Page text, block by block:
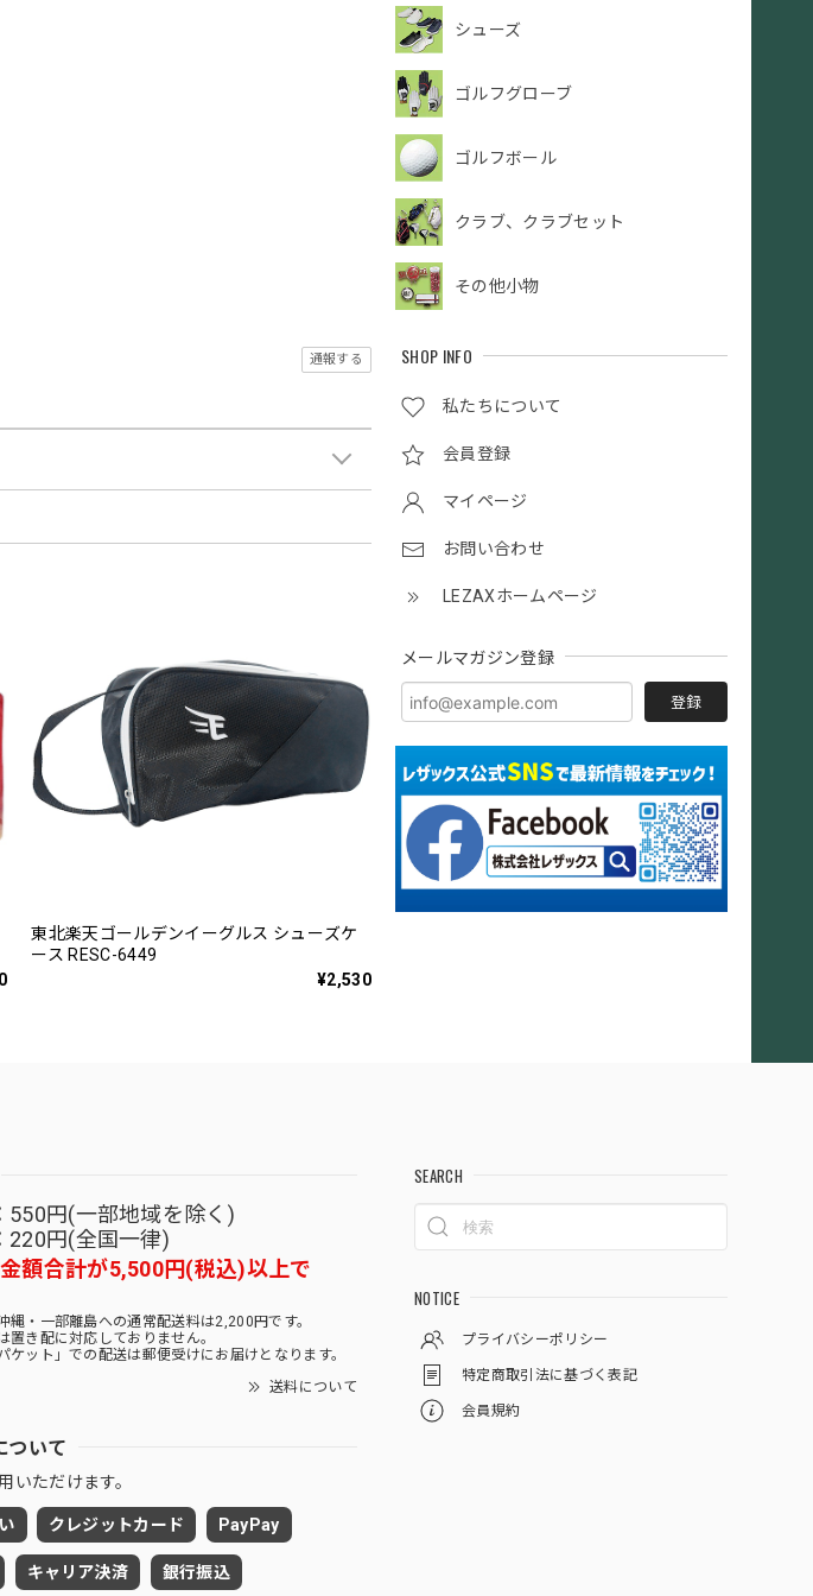
シューズ
ゴルフグローブ
ゴルフボール
クラブ、クラブセット
その他小物
SHOP INFO
私たちについて
会員登録
マイページ
お問い合わせ
LEZAXホームページ
メールマガジン登録
登録
通報する
東北楽天ゴールデンイーグルス シューズケ
ース RESC-6449
¥2,530
550円(一部地域を除く)
220円(全国一律)
額合計が5,500円(税込)以上で
・一部離島への通常配送料は2,200円です。
き配に対応しておりません。
ット」での配送は郵便受けにお届けとなります。
送料について
ついて
いただけます。
クレジットカード PayPay
キャリア決済 銀行振込
SEARCH
NOTICE
プライバシーポリシー
特定商取引法に基づく表記
会員規約